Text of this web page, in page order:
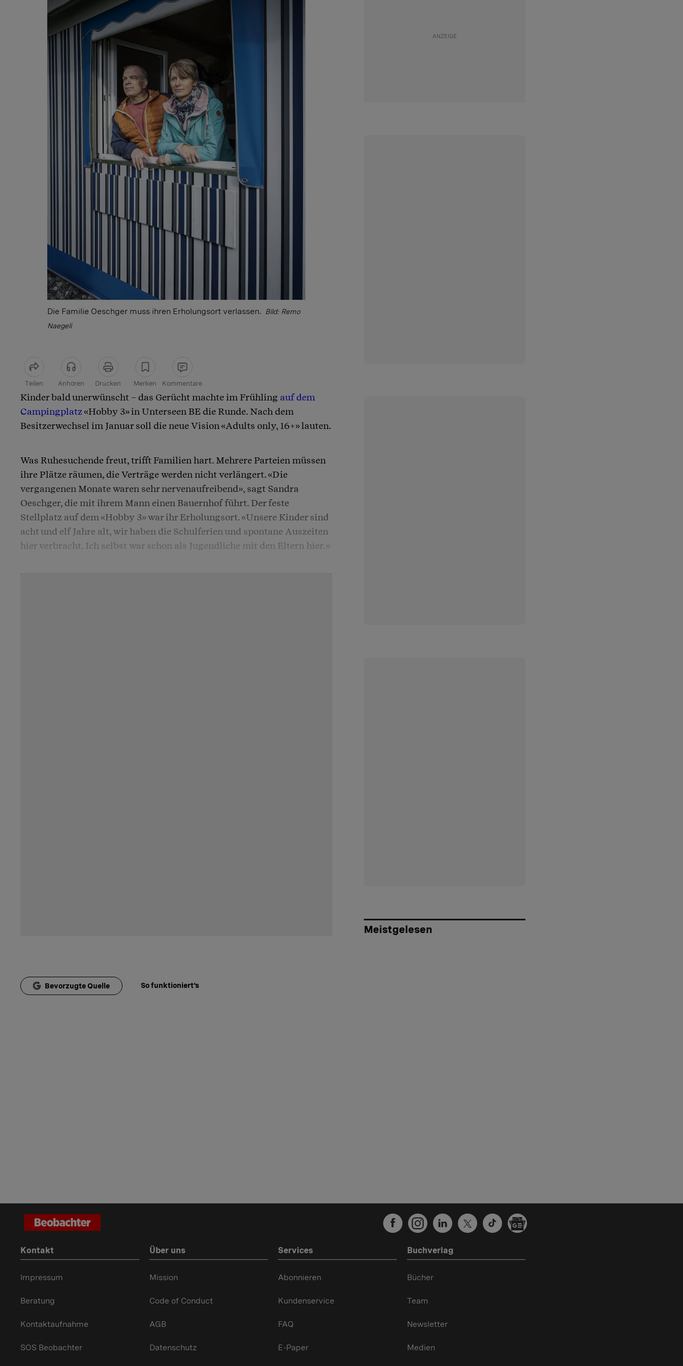
Die Familie Oeschger muss ihren Erholungsort verlassen.
Bild: Remo
Naegeli
Teilen Anhören Drucken Merken Kommentare
Artikel teilen
Kinder bald unerwünscht – das Gerücht machte im Frühling auf dem
Campingplatz«Hobby 3» in Unterseen BE die Runde. Nach dem
Besitzerwechsel im Januar soll die neue Vision «Adults only, 16+» lauten.
Was Ruhesuchende freut, trifft Familien hart. Mehrere Parteien müssen
ihre Plätze räumen, die Verträge werden nicht verlängert. «Die
vergangenen Monate waren sehr nervenaufreibend», sagt Sandra
Oeschger, die mit ihrem Mann einen Bauernhof führt. Der feste
Stellplatz auf dem «Hobby 3» war ihr Erholungsort. «Unsere Kinder sind
acht und elf Jahre alt, wir haben die Schulferien und spontane Auszeiten
hier verbracht. Ich selbst war schon als Jugendliche mit den Eltern hier.»
Bevorzugte Quelle So funktioniert's
Meistgelesen
Kontakt
Impressum
Beratung
Kontaktaufnahme
SOS Beobachter
Über uns
Mission
Code of Conduct
AGB
Datenschutz
Services
Abonnieren
Kundenservice
FAQ
E-Paper
Buchverlag
Bücher
Team
Newsletter
Medien